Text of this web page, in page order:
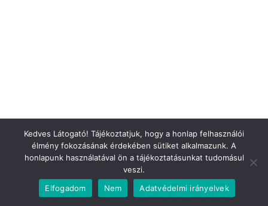
Szilveszteri smsek vicces
Kedves Látogató! Tájékoztatjuk, hogy a honlap felhasználói
élmény fokozásának érdekében sütiket alkalmazunk. A
honlapunk használatával ön a tájékoztatásunkat tudomásul
veszi.
Elfogadom
Nem Adatvédelmi irányelvek